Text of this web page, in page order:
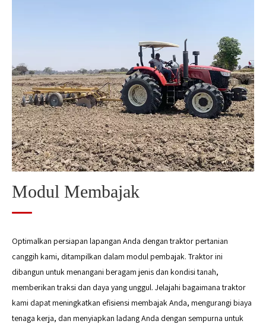
Modul panen
Modul pemrosesan biji-bijian pasca panen
Modul pemrosesan jerami
Modul Membajak
Optimalkan persiapan lapangan Anda dengan traktor pertanian
canggih kami, ditampilkan dalam modul pembajak. Traktor ini
dibangun untuk menangani beragam jenis dan kondisi tanah,
memberikan traksi dan daya yang unggul. Jelajahi bagaimana traktor
kami dapat meningkatkan efisiensi membajak Anda, mengurangi biaya
tenaga kerja, dan menyiapkan ladang Anda dengan sempurna untuk